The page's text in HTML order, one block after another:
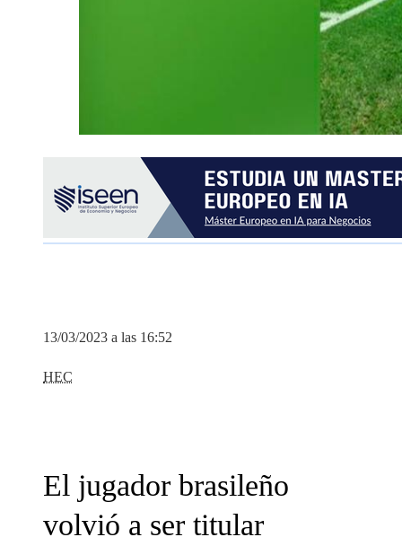
13/03/2023 a las 16:52
HEC
El jugador brasileño
volvió a ser titular